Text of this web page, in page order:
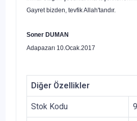
Gayret bizden, tevfik Allah'tandır.
Soner DUMAN
Adapazarı 10.Ocak.2017
Diğer Özellikler
Stok Kodu